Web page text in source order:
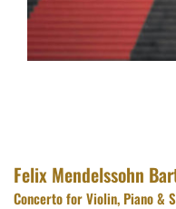
Felix Mendelssohn
Concerto for Violin, Piano &